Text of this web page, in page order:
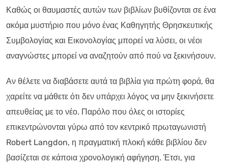
Καθώς οι θαυμαστές αυτών των βιβλίων βυθίζονται σε ένα
ακόμα μυστήριο που μόνο ένας Καθηγητής Θρησκευτικής
Συμβολογίας και Εικονολογίας μπορεί να λύσει, οι νέοι
αναγνώστες μπορεί να αναζητούν από πού να ξεκινήσουν.
Αν θέλετε να διαβάσετε αυτά τα βιβλία για πρώτη φορά, θα
χαρείτε να μάθετε ότι δεν υπάρχει λόγος να μην ξεκινήσετε
απευθείας με το νέο. Παρόλο που όλες οι ιστορίες
επικεντρώνονται γύρω από τον κεντρικό πρωταγωνιστή
Robert Langdon, η πραγματική πλοκή κάθε βιβλίου δεν
βασίζεται σε κάποια χρονολογική αφήγηση. Έτσι, για